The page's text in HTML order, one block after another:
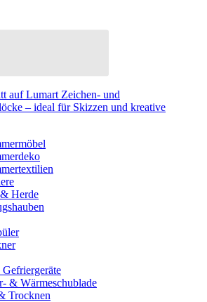
auf Lumart Zeichen- und
– ideal für Skizzen und kreative
Herde
& Wärmeschublade
Trocknen